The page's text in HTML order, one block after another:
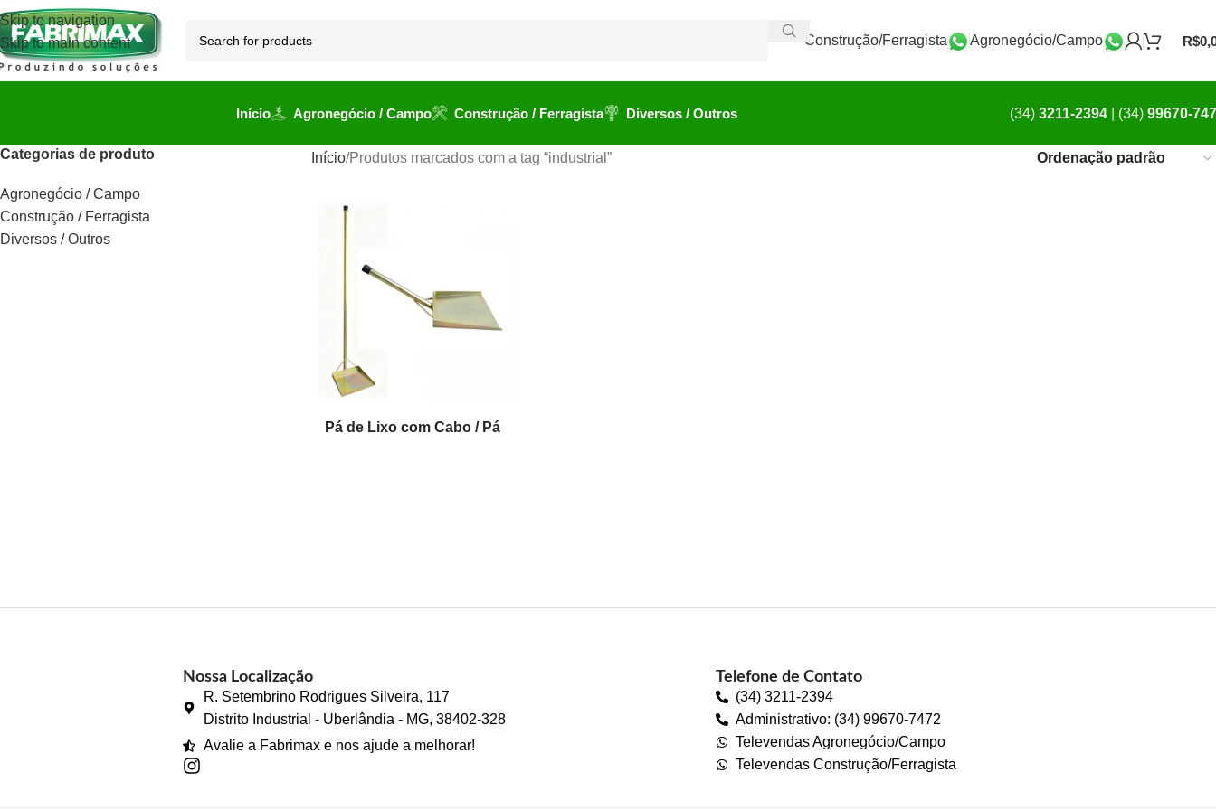
Skip to navigation
Skip to main content
Construção/Ferragista Agronegócio/Campo R$
Início Agronegócio / Campo Construção / Ferragista Diversos / Outros (34) 3211-2394 (34) 99670-
Categorias de produto
Agronegócio / Campo
Construção / Ferragista
Diversos / Outros
Início Produtos marcados com a tag “industrial”
Pá de Lixo com Cabo / Pá
Nossa Localização
R. Setembrino Rodrigues Silveira, 117
Distrito Industrial - Uberlândia - MG, 38402-328
Avalie a Fabrimax e nos ajude a melhorar!
Telefone de Contato
(34) 3211-2394
Administrativo: (34) 99670-7472
Televendas Agronegócio/Campo
Televendas Construção/Ferragista